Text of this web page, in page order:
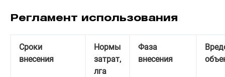
Регламент использования
Сроки
внесения
Нормы
затрат,
лга
Фаза
внесения